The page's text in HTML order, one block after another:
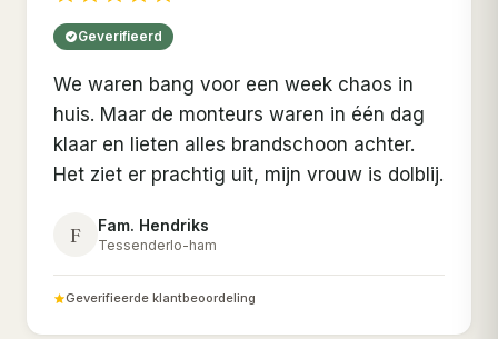
Geverifieerd
We waren bang voor een week chaos in
huis. Maar de monteurs waren in één dag
klaar en lieten alles brandschoon achter.
Het ziet er prachtig uit, mijn vrouw is dolblij.
F Fam. Hendriks
Tessenderlo-ham
Geverifieerde klantbeoordeling